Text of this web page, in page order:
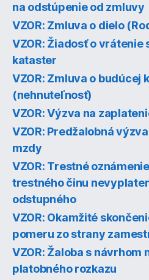
na odstúpenie od zmluvy
VZOR: Zmluva o dielo
VZOR: Žiadosť o
kataster
VZOR: Zmluva o budúcej
(nehnuteľnosť)
VZOR: Výzva na
VZOR: Predžalobná
mzdy
VZOR: Trestné
trestného činu
odstupného
VZOR: Okamžité
pomeru zo strany
VZOR: Žaloba s návrhom
platobného rozkazu